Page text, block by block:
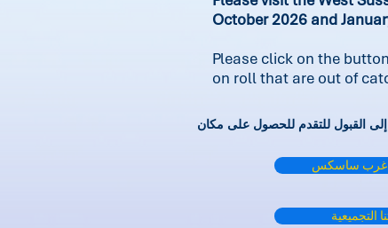
October 2026 and
Please click on the
on roll that are out of
- غرب ساسكس
التجميعية